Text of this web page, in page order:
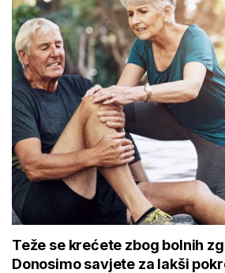
Teže se krećete zbog bolnih
Donosimo savjete za lakši